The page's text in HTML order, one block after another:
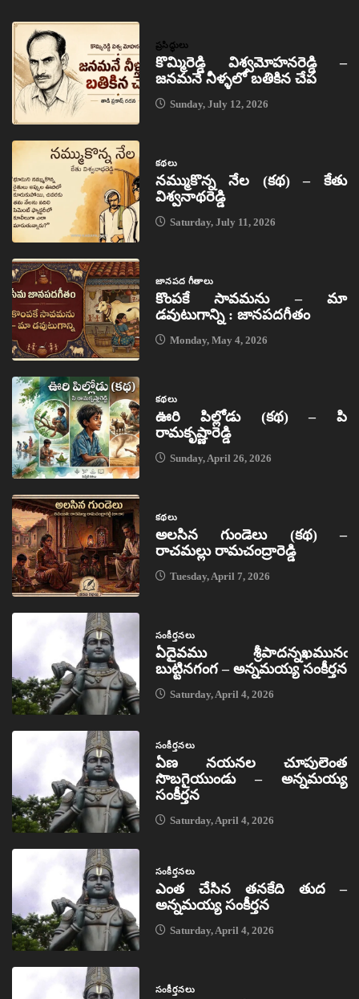
ప్రసిద్ధులు
కొమ్మిరెడ్డి విశ్వమోహనరెడ్డి –
జనమనే నీళ్ళలో బతికిన చేప
Sunday, July 12, 2026
కథలు
నమ్ముకొన్న నేల (కథ) – కేతు
విశ్వనాథరెడ్డి
Saturday, July 11, 2026
జానపద గీతాలు
కొంపకే సావమను – మా
డవుటుగాన్ని : జానపదగీతం
Monday, May 4, 2026
కథలు
ఊరి పిల్లోడు (కథ) – పి
రామకృష్ణారెడ్డి
Sunday, April 26, 2026
కథలు
అలసిన గుండెలు (కథ) –
రాచమల్లు రామచంద్రారెడ్డి
Tuesday, April 7, 2026
సంకీర్తనలు
ఏదైవము శ్రీపాదన్నఖమునఁ
బుట్టినగంగ – అన్నమయ్య సంకీర్తన
Saturday, April 4, 2026
సంకీర్తనలు
ఏణ నయనల చూపులెంత
సొబగైయుండు – అన్నమయ్య
సంకీర్తన
Saturday, April 4, 2026
సంకీర్తనలు
ఎంత చేసిన తనకేది తుద –
అన్నమయ్య సంకీర్తన
Saturday, April 4, 2026
సంకీర్తనలు